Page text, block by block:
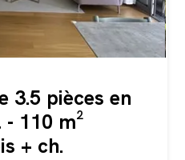
3.5 pièces en
110 m²
+ ch.